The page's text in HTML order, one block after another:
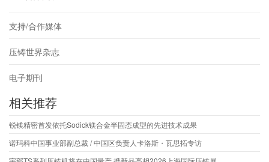
支持/合作媒体
压铸世界杂志
电子期刊
相关推荐
锐镁精密首发依托Sodick镁合金半固态成型的先进技术成果
诺玛科中国事业部副总裁 / 中国区负责人卡洛斯・瓦思拓专访